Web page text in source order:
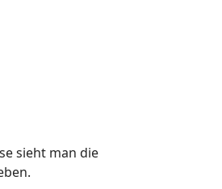
sieht man die